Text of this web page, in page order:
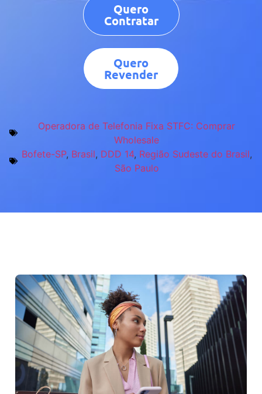
Quero
Contratar
Quero
Revender
Operadora de Telefonia Fixa STFC: Comprar
Wholesale
Bofete-SP, Brasil, DDD 14, Região Sudeste do Brasil,
São Paulo